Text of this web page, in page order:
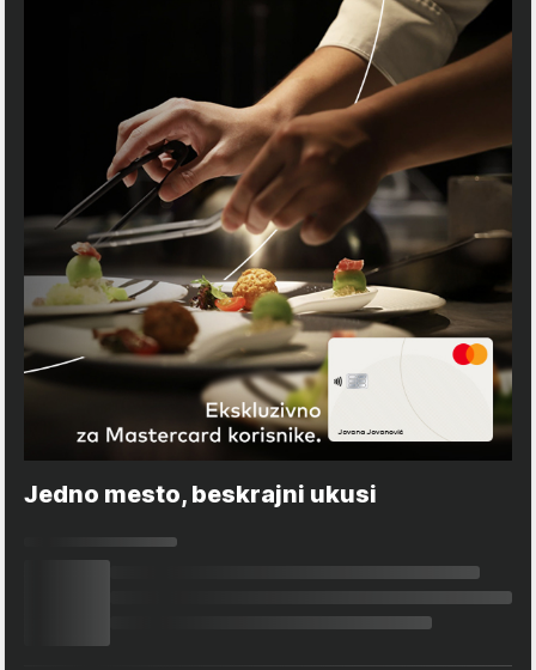
Jedno mesto, beskrajni ukusi